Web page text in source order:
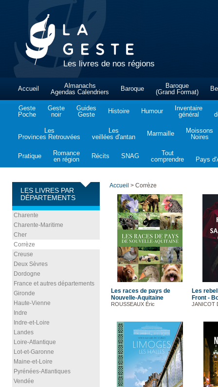
Les livres de nos régions
Accueil
Almanachs
Agendas Calendriers
Baroque
Baroque
(Grand Format)
Geste
Poche
Geste
noir
Guides
Geste
Histoire Humour
Inventaire
général
Les
Provinces Retrouvées
Les
veillées d'antan
Marmaille
Moissons
Noires
Pratique
Romance
en région
Récits SNAG
Tout
comprendre
Pays
LES LIVRES PAR
DÉPARTEMENTS
Charente
Charente-Maritime
Cher
Corrèze
Creuse
Deux Sèvres
Dordogne
France et autres départements
Gironde
Haute-Vienne
Indre
Indre-et-Loire
Landes
Loire-Atlantique
Lot-et-Garonne
Maine-et-Loire
Pyrénées-Atlantiques
Vendée
Accueil > Corrèze
Les races de pays de
Nouvelle-Aquitaine
ROUSSEAUX Éric
Les
Front -
JANICOT